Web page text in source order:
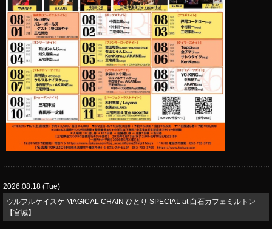
2026.08.18 (Tue)
ウルフルケイスケ MAGICAL CHAIN ひとり SPECIAL at 白石カフェミルトン
【宮城】